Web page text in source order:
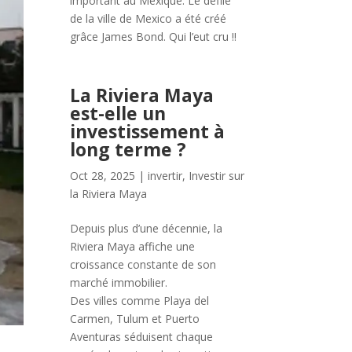
de la ville de Mexico a été créé
grâce James Bond. Qui l’eut cru !!
La Riviera Maya
est-elle un
investissement à
long terme ?
Oct 28, 2025 |invertir, Investir sur
la Riviera Maya
Depuis plus d’une décennie, la
Riviera Maya affiche une
croissance constante de son
marché immobilier.
Des villes comme Playa del
Carmen, Tulum et Puerto
Aventuras séduisent chaque